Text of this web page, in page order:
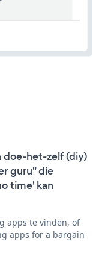
doe-het-zelf (diy)
guru" die
time' kan
apps te vinden, of
apps for a bargain